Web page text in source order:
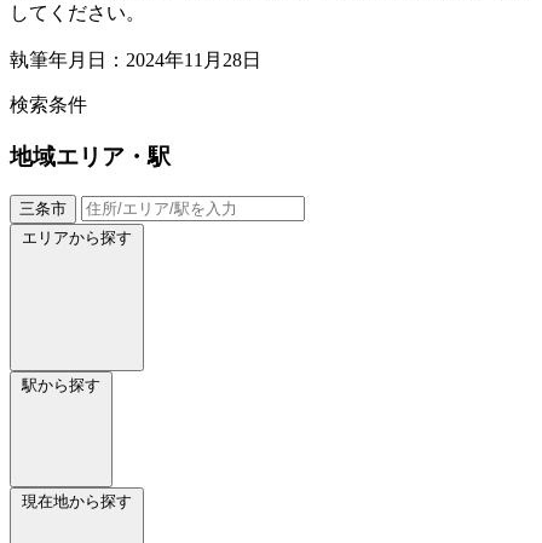
してください。
執筆年月日：2024年11月28日
検索条件
地域エリア・駅
三条市
エリアから探す
駅から探す
現在地から探す